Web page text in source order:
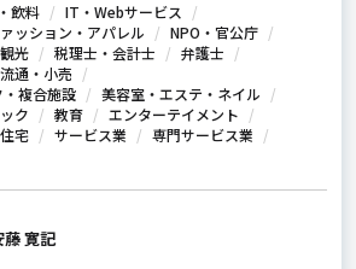
飲料
IT・Webサービス
ッション・アパレル
NPO・官公庁
光 税理士・会計士
弁護士
流通・小売
複合施設
美容室・エステ・ネイル
ク 教育
エンターテイメント
宅 サービス業
専門サービス業
寛記